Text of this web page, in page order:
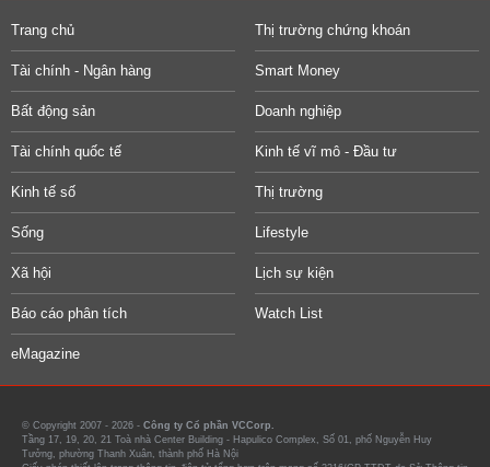
Trang chủ Thị trường chứng khoán
Tài chính - Ngân hàng Smart Money
Bất động sản Doanh nghiệp
Tài chính quốc tế Kinh tế vĩ mô - Đầu tư
Kinh tế số Thị trường
Sống Lifestyle
Xã hội Lịch sự kiện
Báo cáo phân tích Watch List
eMagazine
© Copyright 2007 - 2026 - Công ty Cổ phần VCCorp.
Tầng 17, 19, 20, 21 Toà nhà Center Building - Hapulico Complex, Số 01, phố Nguyễn Huy
Tưởng, phường Thanh Xuân, thành phố Hà Nội